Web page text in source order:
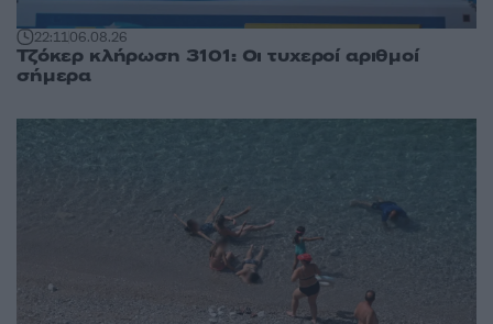
22:1106.08.26
Τζόκερ κλήρωση 3101: Οι τυχεροί αριθμοί
σήμερα